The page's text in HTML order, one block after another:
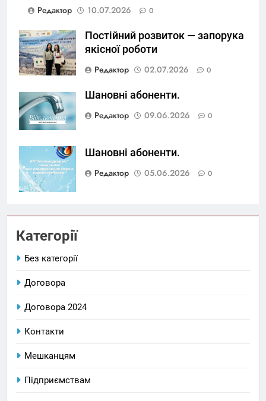
Редактор
10.07.2026 0
Постійний розвиток — запорука
якісної роботи
Редактор
02.07.2026 0
Шановні абоненти.
Редактор
09.06.2026 0
Шановні абоненти.
Редактор
05.06.2026 0
Категорії
Без категорії
Договора
Договора 2024
Контакти
Мешканцям
Підприємствам